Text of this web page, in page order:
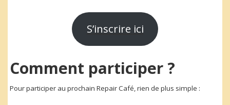
S’inscrire ici
Comment participer ?
Pour participer au prochain Repair Café, rien de plus simple :